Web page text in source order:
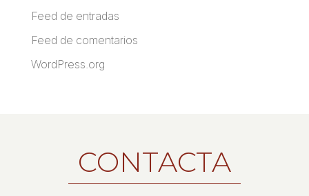
Feed de entradas
Feed de comentarios
WordPress.org
CONTACTA